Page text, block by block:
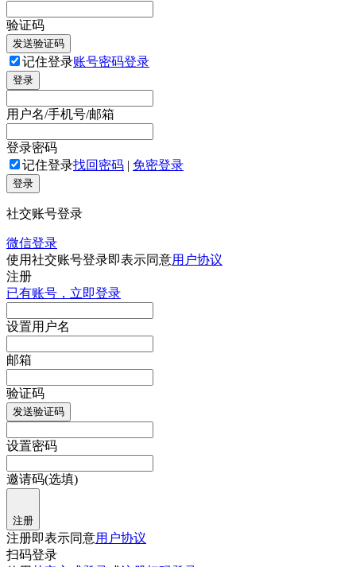
验证码
发送验证码
记住登录账号密码登录
登录
用户名/手机号/邮箱
登录密码
记住登录找回密码 | 免密登录
登录
社交账号登录
微信登录
使用社交账号登录即表示同意用户协议
注册
已有账号，立即登录
设置用户名
邮箱
验证码
发送验证码
设置密码
邀请码(选填)
注册
注册即表示同意用户协议
扫码登录